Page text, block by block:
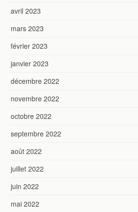
avril 2023
mars 2023
février 2023
janvier 2023
décembre 2022
novembre 2022
octobre 2022
septembre 2022
août 2022
juillet 2022
juin 2022
mai 2022